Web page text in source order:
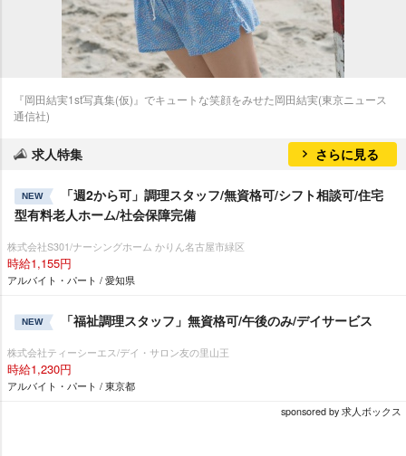
『岡田結実1st写真集(仮)』でキュートな笑顔をみせた岡田結実(東京ニュース
通信社)
求人特集 さらに見る
NEW
「週2から可」調理スタッフ/無資格可/シフト相談可/住宅
型有料老人ホーム/社会保障完備
株式会社S301/ナーシングホーム かりん名古屋市緑区
時給1,155円
アルバイト・パート / 愛知県
NEW 「福祉調理スタッフ」無資格可/午後のみ/デイサービス
株式会社ティーシーエス/デイ・サロン友の里山王
時給1,230円
アルバイト・パート / 東京都
sponsored by 求人ボックス